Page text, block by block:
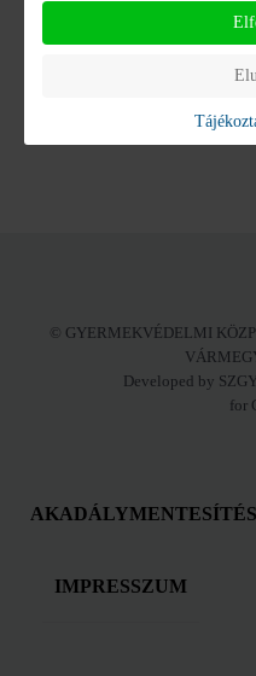
3.3. GAZDASÁGI
© GYERMEKVÉDELMI
Developed by
for
IMPRESSZUM